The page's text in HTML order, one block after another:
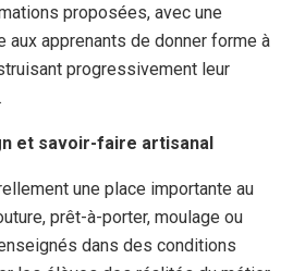
proposées, avec une
aux apprenants de donner forme à
progressivement leur
et savoir-faire artisanal
une place importante au
prêt-à-porter, moulage ou
dans des conditions